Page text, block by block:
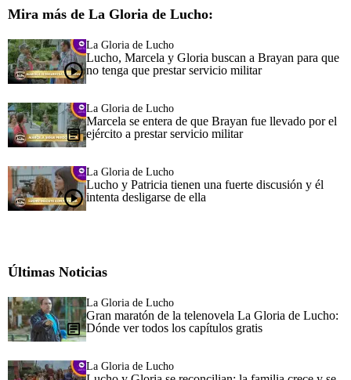
Mira más de La Gloria de Lucho:
La Gloria de Lucho
Lucho, Marcela y Gloria buscan a Brayan para que
no tenga que prestar servicio militar
La Gloria de Lucho
Marcela se entera de que Brayan fue llevado por el
ejército a prestar servicio militar
La Gloria de Lucho
Lucho y Patricia tienen una fuerte discusión y él
intenta desligarse de ella
Últimas Noticias
La Gloria de Lucho
Gran maratón de la telenovela La Gloria de Lucho:
Dónde ver todos los capítulos gratis
La Gloria de Lucho